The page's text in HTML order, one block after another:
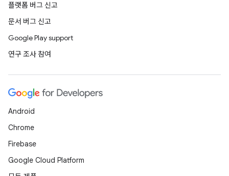
플랫폼 버그 신고
문서 버그 신고
Google Play support
연구 조사 참여
Android
Chrome
Firebase
Google Cloud Platform